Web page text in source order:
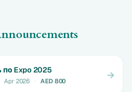
Expo 2025
Apr 2026 · AED 800